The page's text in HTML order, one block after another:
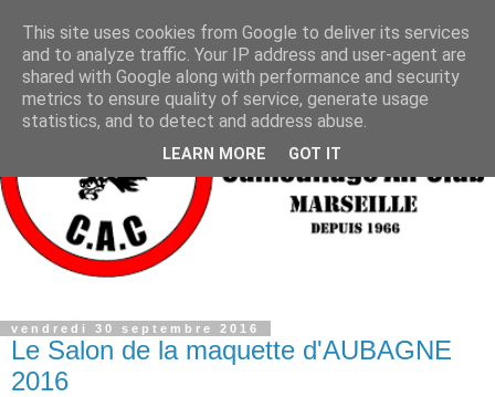
vendredi 30 septembre 2016
Le Salon de la maquette d'AUBAGNE
2016
This site uses cookies from Google to deliver its services
and to analyze traffic. Your IP address and user-agent are
shared with Google along with performance and security
metrics to ensure quality of service, generate usage
statistics, and to detect and address abuse.
LEARN MORE GOT IT